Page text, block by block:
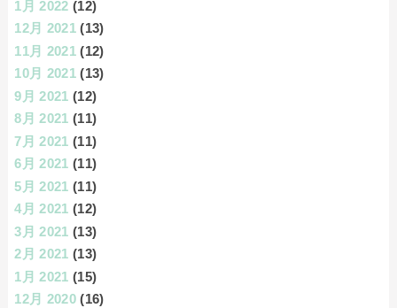
1月 2022 (12)
12月 2021 (13)
11月 2021 (12)
10月 2021 (13)
9月 2021 (12)
8月 2021 (11)
7月 2021 (11)
6月 2021 (11)
5月 2021 (11)
4月 2021 (12)
3月 2021 (13)
2月 2021 (13)
1月 2021 (15)
12月 2020 (16)